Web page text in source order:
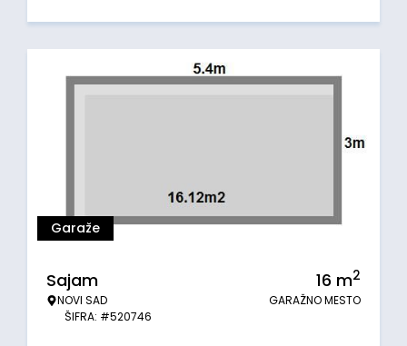
Garaže
Sajam
NOVI SAD
ŠIFRA: #520746
16 m2
GARAŽNO MESTO